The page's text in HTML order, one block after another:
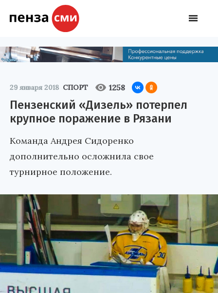
29 января 2018 СПОРТ 1258
Пензенский «Дизель» потерпел
крупное поражение в Рязани
Команда Андрея Сидоренко
дополнительно осложнила свое
турнирное положение.